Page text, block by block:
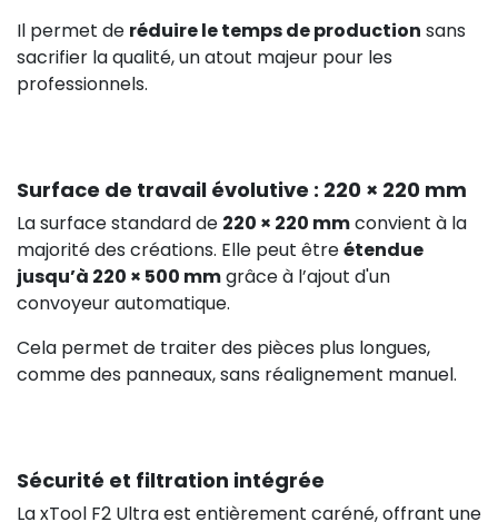
Il permet de réduire le temps de production sans
sacrifier la qualité, un atout majeur pour les
professionnels.
Surface de travail évolutive : 220 × 220 mm
La surface standard de 220 × 220 mmconvient à la
majorité des créations. Elle peut êtreétendue
jusqu’à 220 × 500 mmgrâce à l’ajout d'un
convoyeur automatique.
Cela permet de traiter des pièces plus longues,
comme des panneaux, sans réalignement manuel.
Sécurité et filtration intégrée
La xTool F2 Ultra est entièrement caréné, offrant une